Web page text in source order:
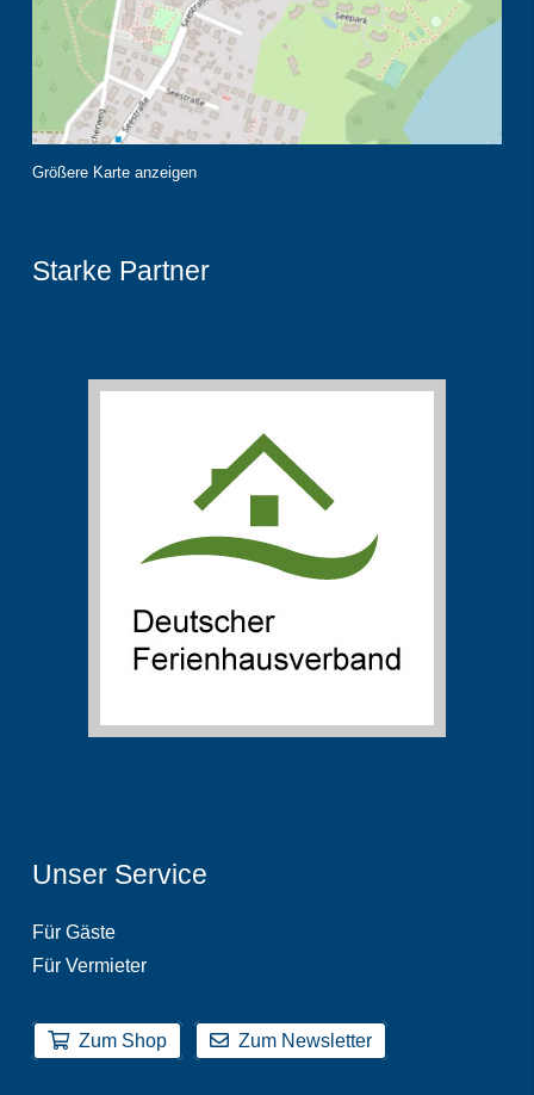
Größere Karte anzeigen
Starke Partner
Unser Service
Für Gäste
Für Vermieter
Zum Shop Zum Newsletter